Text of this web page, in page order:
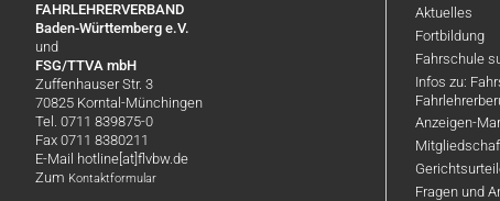
FAHRLEHRERVERBAND
Baden-Württemberg e.V.
und
FSG/TTVA mbH
Zuffenhauser Str. 3
70825 Korntal-Münchingen
Tel. 0711 839875-0
Fax 0711 8380211
E-Mail hotline[at]flvbw.de
Zum Kontaktformular
Aktuelles
Fortbildung
Fahrschule
Infos zu:
Anzeigen-
Fragen und